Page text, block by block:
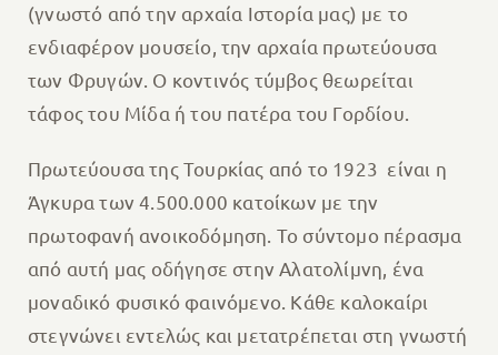
(γνωστό από την αρχαία Ιστορία μας) με το
ενδιαφέρον μουσείο, την αρχαία πρωτεύουσα
των Φρυγών. Ο κοντινός τύμβος θεωρείται
τάφος του Μίδα ή του πατέρα του Γορδίου.
Πρωτεύουσα της Τουρκίας από το 1923 είναι η
Άγκυρα των 4.500.000 κατοίκων με την
πρωτοφανή ανοικοδόμηση. Το σύντομο πέρασμα
από αυτή μας οδήγησε στην Αλατολίμνη, ένα
μοναδικό φυσικό φαινόμενο. Κάθε καλοκαίρι
στεγνώνει εντελώς και μετατρέπεται στη γνωστή